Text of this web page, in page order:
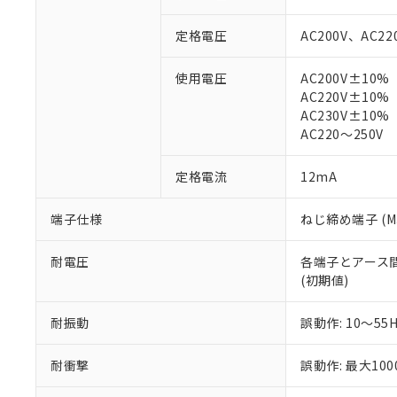
定格電圧 AC200V、
使用電圧
AC200V±10%
AC220V±10%
AC230V±10%
AC220～250V
定格電流 12mA
端子仕様 ねじ締め端子
耐電圧
各端子とアー
(初期値)
耐振動 誤動作: 10～
耐衝撃 誤動作: 最大
ご利用条件
以下の条件をお
当社制御機
在庫状況お
のであり、
い。
正式な納期
当社販売員に
在庫状況お
す。
ている必要が
お客様が当
対応予定：EU
対応予定なし：
調査・確認中：
非該当品：ライ
仕入先様の事情
があります。
鉛(Pb) 1000ppm以下、
六価クロム(Cr(Ⅵ))
フタル酸ビス(2-エチ
ル（DBP） 1000ppm
但し、RoHS指令で産
フタル酸エステル類の
※2 対応予定月
部品在庫の切り
※3 非含有証明
※1 中国
「○」：最大均質
「×」：最大均質
「－」：未確認で
*中国RoHS10物質の基
Cr(Ⅵ)(六価クロム) :
※2 環境保護使
「10」：通常の
味します。
などの必要な
当社は規制
ます。
当社は貴社
置等に一切
当社は、貴
また当社は
たしません。
記
△ 一定数に
－
在庫な